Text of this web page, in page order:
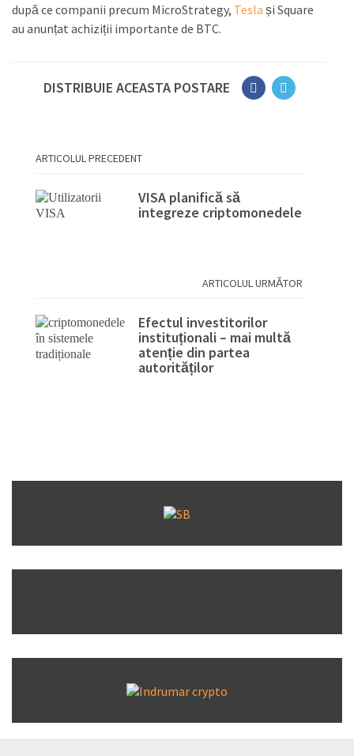
după ce companii precum MicroStrategy, Tesla și Square
au anunțat achiziții importante de BTC.
DISTRIBUIE ACEASTA POSTARE
ARTICOLUL PRECEDENT
VISA planifică să
integreze criptomonedele
ARTICOLUL URMĂTOR
Efectul investitorilor
instituționali – mai multă
atenție din partea
autorităților